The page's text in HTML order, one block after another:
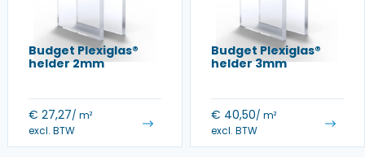
Budget Plexiglas®
helder 2mm
€ 27,27/ m²
excl. BTW
Budget Plexiglas®
helder 3mm
€ 40,50/ m²
excl. BTW